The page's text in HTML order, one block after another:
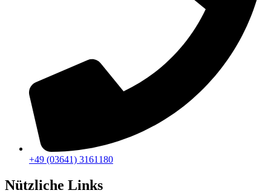
+49 (03641) 3161180
Nützliche Links